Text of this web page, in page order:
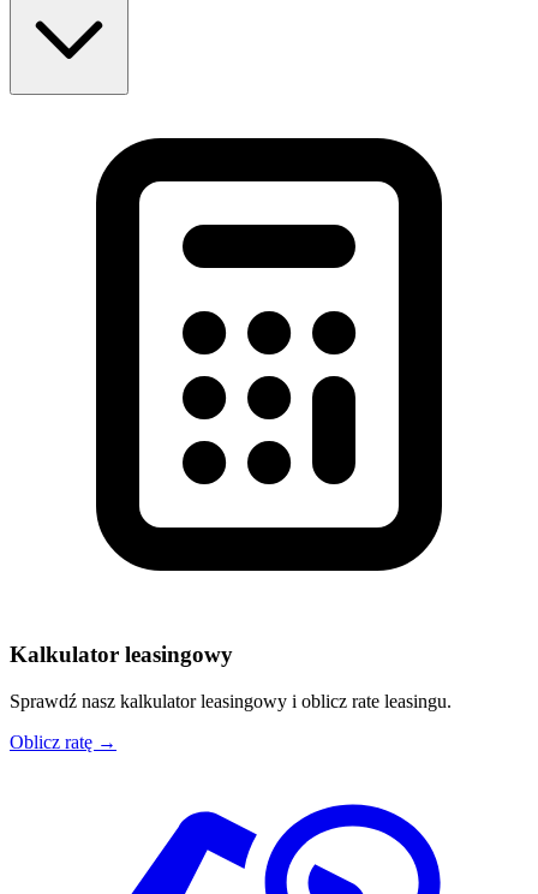
Kalkulator leasingowy
Sprawdź nasz kalkulator leasingowy i oblicz rate leasingu.
Oblicz ratę →